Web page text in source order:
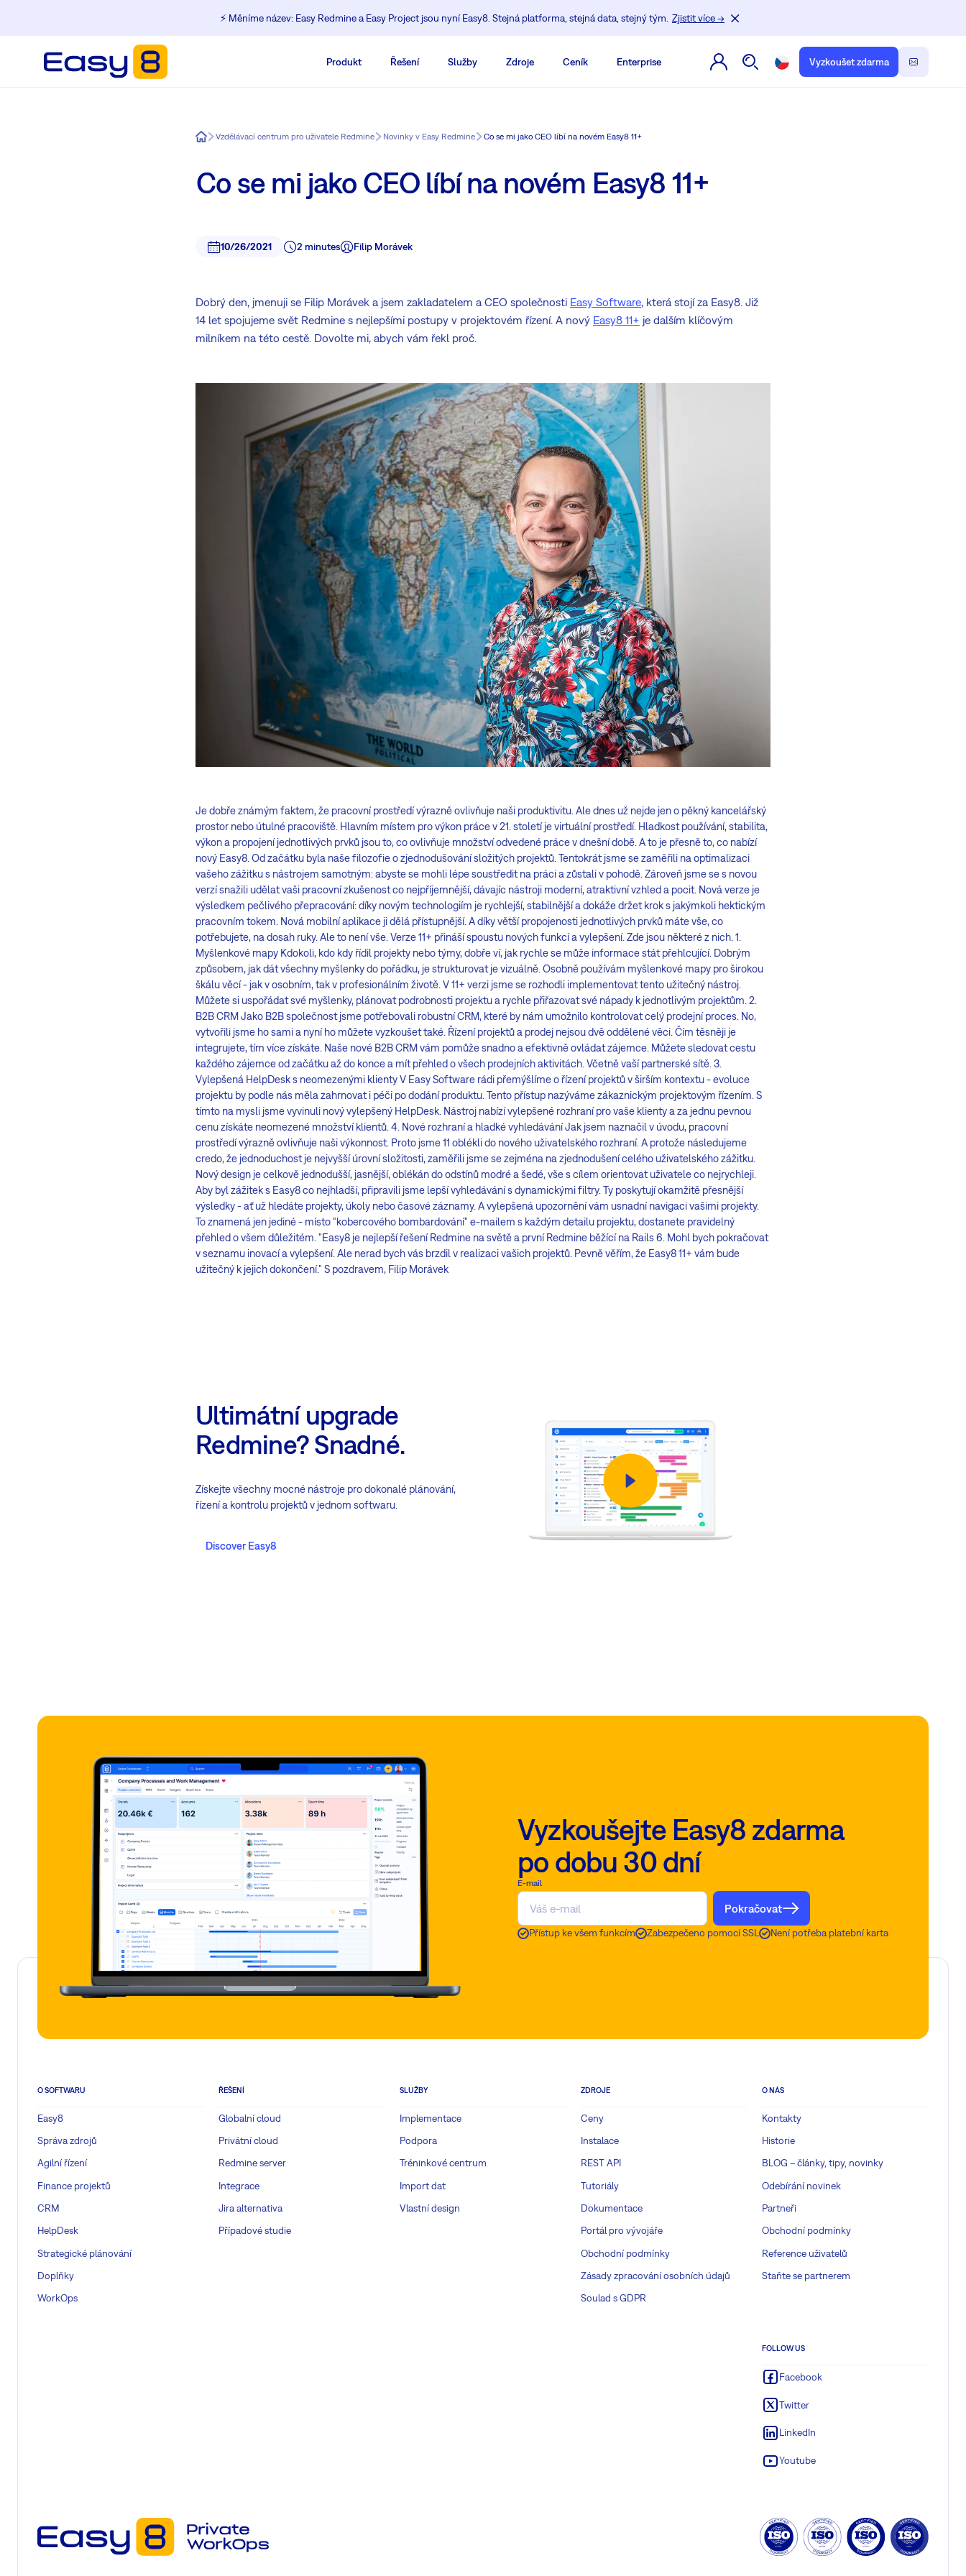
⚡️ Měníme název: Easy Redmine a Easy Project jsou nyní Easy8. Stejná platforma, stejná data, stejný tým. Zjistit více →
Produkt Řešení Služby Zdroje Ceník Enterprise Vyzkoušet zdarma
Easy8Vzdělávací centrum pro uživatele Redmine Novinky v Easy Redmine Co se mi jako CEO líbí na novém Easy8 11+
Co se mi jako CEO líbí na novém Easy8 11+
10/26/2021 2 minutes Filip Morávek
Dobrý den, jmenuji se Filip Morávek a jsem zakladatelem a CEO společnosti Easy Software, která stojí za Easy8. Již
14 let spojujeme svět Redmine s nejlepšími postupy v projektovém řízení. A nový Easy8 11+ je dalším klíčovým
milníkem na této cestě. Dovolte mi, abych vám řekl proč.
Je dobře známým faktem, že pracovní prostředí výrazně ovlivňuje naši produktivitu. Ale dnes už nejde jen o pěkný kancelářský
prostor nebo útulné pracoviště. Hlavním místem pro výkon práce v 21. století je virtuální prostředí. Hladkost používání, stabilita,
výkon a propojení jednotlivých prvků jsou to, co ovlivňuje množství odvedené práce v dnešní době. A to je přesně to, co nabízí
nový Easy8. Od začátku byla naše filozofie o zjednodušování složitých projektů. Tentokrát jsme se zaměřili na optimalizaci
vašeho zážitku s nástrojem samotným: abyste se mohli lépe soustředit na práci a zůstali v pohodě. Zároveň jsme se s novou
verzí snažili udělat vaši pracovní zkušenost co nejpříjemnější, dávajíc nástroji moderní, atraktivní vzhled a pocit. Nová verze je
výsledkem pečlivého přepracování: díky novým technologiím je rychlejší, stabilnější a dokáže držet krok s jakýmkoli hektickým
pracovním tokem. Nová mobilní aplikace ji dělá přístupnější. A díky větší propojenosti jednotlivých prvků máte vše, co
potřebujete, na dosah ruky. Ale to není vše. Verze 11+ přináší spoustu nových funkcí a vylepšení. Zde jsou některé z nich. 1.
Myšlenkové mapy Kdokoli, kdo kdy řídil projekty nebo týmy, dobře ví, jak rychle se může informace stát přehlcující. Dobrým
způsobem, jak dát všechny myšlenky do pořádku, je strukturovat je vizuálně. Osobně používám myšlenkové mapy pro širokou
škálu věcí - jak v osobním, tak v profesionálním životě. V 11+ verzi jsme se rozhodli implementovat tento užitečný nástroj.
Můžete si uspořádat své myšlenky, plánovat podrobnosti projektu a rychle přiřazovat své nápady k jednotlivým projektům. 2.
B2B CRM Jako B2B společnost jsme potřebovali robustní CRM, které by nám umožnilo kontrolovat celý prodejní proces. No,
vytvořili jsme ho sami a nyní ho můžete vyzkoušet také. Řízení projektů a prodej nejsou dvě oddělené věci. Čím těsněji je
integrujete, tím více získáte. Naše nové B2B CRM vám pomůže snadno a efektivně ovládat zájemce. Můžete sledovat cestu
každého zájemce od začátku až do konce a mít přehled o všech prodejních aktivitách. Včetně vaší partnerské sítě. 3.
Vylepšená HelpDesk s neomezenými klienty V Easy Software rádi přemýšlíme o řízení projektů v širším kontextu - evoluce
projektu by podle nás měla zahrnovat i péči po dodání produktu. Tento přístup nazýváme zákaznickým projektovým řízením. S
tímto na mysli jsme vyvinuli nový vylepšený HelpDesk. Nástroj nabízí vylepšené rozhraní pro vaše klienty a za jednu pevnou
cenu získáte neomezené množství klientů. 4. Nové rozhraní a hladké vyhledávání Jak jsem naznačil v úvodu, pracovní
prostředí výrazně ovlivňuje naši výkonnost. Proto jsme 11 oblékli do nového uživatelského rozhraní. A protože následujeme
credo, že jednoduchost je nejvyšší úrovní složitosti, zaměřili jsme se zejména na zjednodušení celého uživatelského zážitku.
Nový design je celkově jednodušší, jasnější, oblékán do odstínů modré a šedé, vše s cílem orientovat uživatele co nejrychleji.
Aby byl zážitek s Easy8 co nejhladší, připravili jsme lepší vyhledávání s dynamickými filtry. Ty poskytují okamžitě přesnější
výsledky - ať už hledáte projekty, úkoly nebo časové záznamy. A vylepšená upozornění vám usnadní navigaci vašimi projekty.
To znamená jen jediné - místo "kobercového bombardování" e-mailem s každým detailu projektu, dostanete pravidelný
přehled o všem důležitém. "Easy8 je nejlepší řešení Redmine na světě a první Redmine běžící na Rails 6. Mohl bych pokračovat
v seznamu inovací a vylepšení. Ale nerad bych vás brzdil v realizaci vašich projektů. Pevně věřím, že Easy8 11+ vám bude
užitečný k jejich dokončení." S pozdravem, Filip Morávek
Ultimátní upgrade
Redmine? Snadné.
Získejte všechny mocné nástroje pro dokonalé plánování,
řízení a kontrolu projektů v jednom softwaru.
Discover Easy8
Vyzkoušejte Easy8 zdarma
po dobu 30 dní
E-mail
Pokračovat
Přístup ke všem funkcím Zabezpečeno pomocí SSL Není potřeba platební karta
O SOFTWARU
Easy8
Správa zdrojů
Agilní řízení
Finance projektů
CRM
HelpDesk
Strategické plánování
Doplňky
WorkOps
ŘEŠENÍ
Globalní cloud
Privátní cloud
Redmine server
Integrace
Jira alternativa
Případové studie
SLUŽBY
Implementace
Podpora
Tréninkové centrum
Import dat
Vlastní design
ZDROJE
Ceny
Instalace
REST API
Tutoriály
Dokumentace
Portál pro vývojáře
Obchodní podmínky
Zásady zpracování osobních údajů
Soulad s GDPR
O NÁS
Kontakty
Historie
BLOG – články, tipy, novinky
Odebírání novinek
Partneři
Obchodní podmínky
Reference uživatelů
Staňte se partnerem
FOLLOW US
Facebook
Twitter
LinkedIn
Youtube